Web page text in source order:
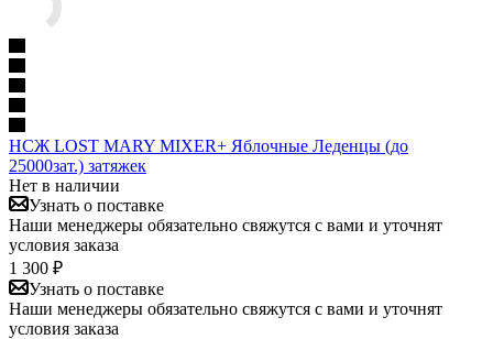
НСЖ LOST MARY MIXER+ Яблочные Леденцы (до
25000зат.) затяжек
Нет в наличии
Узнать о поставке
Наши менеджеры обязательно свяжутся с вами и уточнят
условия заказа
1 300 ₽
Узнать о поставке
Наши менеджеры обязательно свяжутся с вами и уточнят
условия заказа